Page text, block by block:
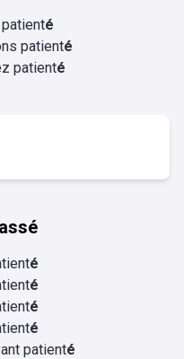
é
patienté
patienté
é
é
é
é
patienté